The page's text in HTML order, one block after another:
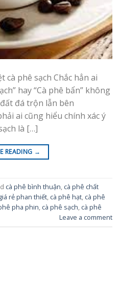
cà phê sạch Chắc hẳn ai
hay “Cà phê bẩn” không
đá trộn lẫn bên
ai cũng hiểu chính xác ý
là […]
READING →
cà phê bình thuận, cà phê chất
rẻ phan thiết, cà phê hạt, cà phê
pha phin, cà phê sạch, cà phê
Leave a comment